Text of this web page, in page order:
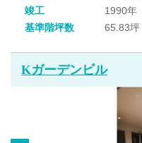
竣工
1990年
基準階坪数
65.83坪
Kガーデンビル